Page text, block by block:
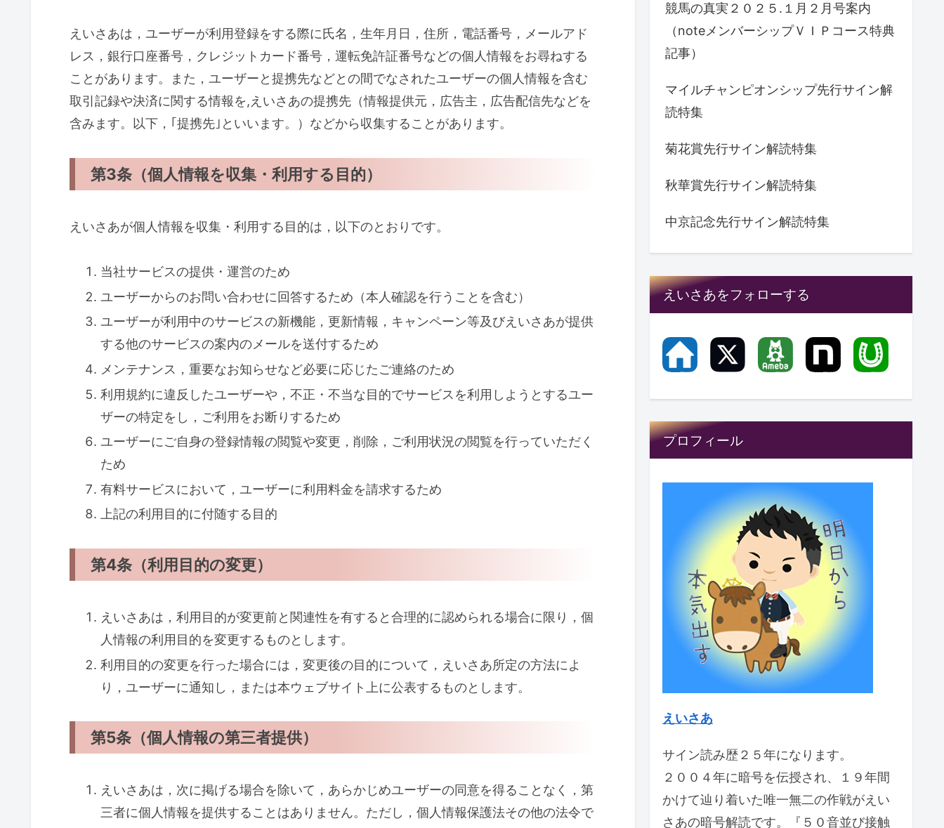
えいさあは，ユーザーが利用登録をする際に氏名，生年月日，住所，電話番号，メールアド
レス，銀行口座番号，クレジットカード番号，運転免許証番号などの個人情報をお尋ねする
ことがあります。また，ユーザーと提携先などとの間でなされたユーザーの個人情報を含む
取引記録や決済に関する情報を,えいさあの提携先（情報提供元，広告主，広告配信先などを
含みます。以下，｢提携先｣といいます。）などから収集することがあります。
第3条（個人情報を収集・利用する目的）
えいさあが個人情報を収集・利用する目的は，以下のとおりです。
当社サービスの提供・運営のため
ユーザーからのお問い合わせに回答するため（本人確認を行うことを含む）
ユーザーが利用中のサービスの新機能，更新情報，キャンペーン等及びえいさあが提供
する他のサービスの案内のメールを送付するため
メンテナンス，重要なお知らせなど必要に応じたご連絡のため
利用規約に違反したユーザーや，不正・不当な目的でサービスを利用しようとするユー
ザーの特定をし，ご利用をお断りするため
ユーザーにご自身の登録情報の閲覧や変更，削除，ご利用状況の閲覧を行っていただく
ため
有料サービスにおいて，ユーザーに利用料金を請求するため
上記の利用目的に付随する目的
第4条（利用目的の変更）
えいさあは，利用目的が変更前と関連性を有すると合理的に認められる場合に限り，個
人情報の利用目的を変更するものとします。
利用目的の変更を行った場合には，変更後の目的について，えいさあ所定の方法によ
り，ユーザーに通知し，または本ウェブサイト上に公表するものとします。
第5条（個人情報の第三者提供）
えいさあは，次に掲げる場合を除いて，あらかじめユーザーの同意を得ることなく，第
三者に個人情報を提供することはありません。ただし，個人情報保護法その他の法令で
競馬の真実２０２５.１月２月号案内
（noteメンバーシップＶＩＰコース特典
記事）
マイルチャンピオンシップ先行サイン解
読特集
菊花賞先行サイン解読特集
秋華賞先行サイン解読特集
中京記念先行サイン解読特集
えいさあをフォローする
プロフィール
えいさあ
サイン読み歴２５年になります。
２００４年に暗号を伝授され、１９年間
かけて辿り着いた唯一無二の作戦がえい
さあの暗号解読です。『５０音並び接触